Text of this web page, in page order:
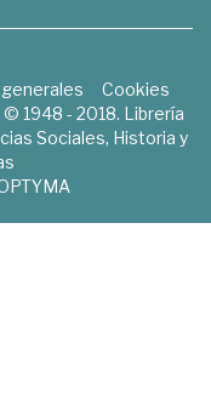
Cookies
1948 - 2018. Librería
Sociales, Historia y